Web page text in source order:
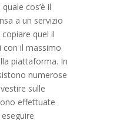
cos’è il
a un servizio
quel il
con il massimo
piattaforma. In
numerose
sulle
effettuate